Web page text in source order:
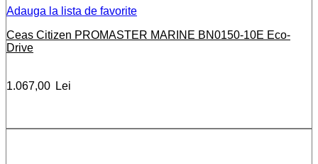
Adauga la lista de favorite
Ceas Citizen PROMASTER MARINE BN0150-10E Eco-
Drive
1.067,00 Lei